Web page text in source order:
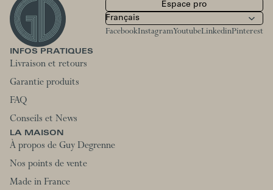
Espace pro
FacebookInstagramYoutubeLinkedinPinterest
INFOS PRATIQUES
Livraison et retours
Garantie produits
FAQ
Conseils et News
LA MAISON
À propos de Guy Degrenne
Nos points de vente
Made in France